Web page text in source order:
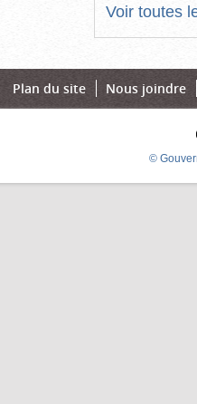
Voir toutes
Plan du site Nous joindre
©